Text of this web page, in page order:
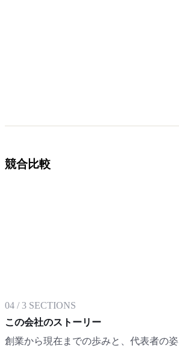
競合比較
04 /3 SECTIONS
この会社のストーリー
創業から現在までの歩みと、代表者の姿